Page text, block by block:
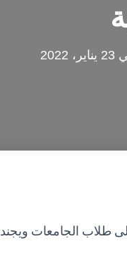
23 يناير، 2022
الجامعات